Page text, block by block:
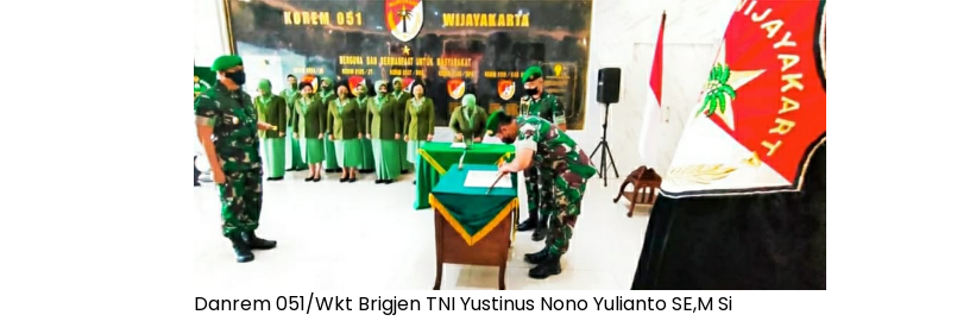
Danrem 051/Wkt Brigjen TNI Yustinus Nono Yulianto SE,M Si